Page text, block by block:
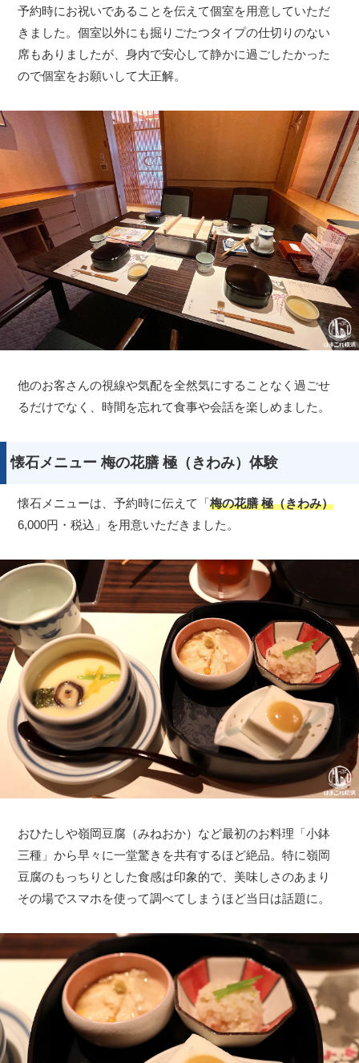
予約時にお祝いであることを伝えて個室を用意していただ
きました。個室以外にも掘りごたつタイプの仕切りのない
席もありましたが、身内で安心して静かに過ごしたかった
ので個室をお願いして大正解。
他のお客さんの視線や気配を全然気にすることなく過ごせ
るだけでなく、時間を忘れて食事や会話を楽しめました。
懐石メニュー 梅の花膳 極（きわみ）体験
懐石メニューは、予約時に伝えて「梅の花膳 極（きわみ）
6,000円・税込」を用意いただきました。
おひたしや嶺岡豆腐（みねおか）など最初のお料理「小鉢
三種」から早々に一堂驚きを共有するほど絶品。特に嶺岡
豆腐のもっちりとした食感は印象的で、美味しさのあまり
その場でスマホを使って調べてしまうほど当日は話題に。